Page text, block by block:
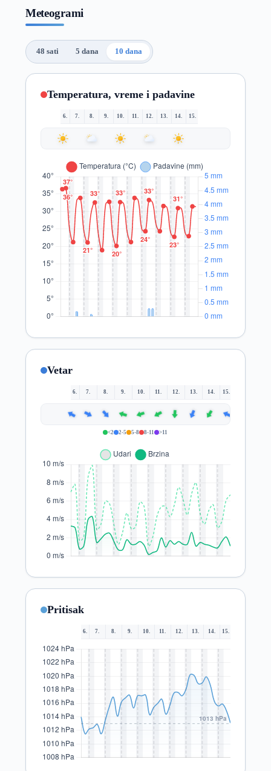
Meteogrami
48 sati 5 dana 10 dana
Temperatura, vreme i padavine
6. 7. 8. 9. 10. 11. 12. 13. 14. 15.
Vetar
6. 7. 8. 9. 10. 11. 12. 13. 14. 15.
Pritisak
6. 7. 8. 9. 10. 11. 12. 13. 14. 15.